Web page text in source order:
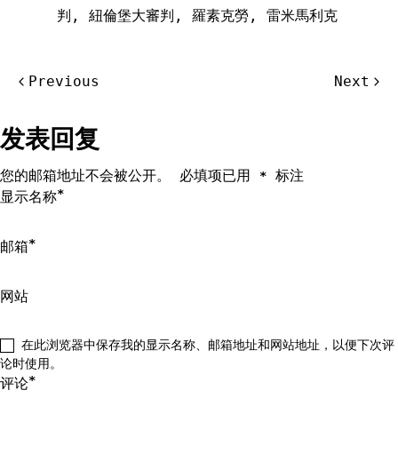
判 , 紐倫堡大審判 , 羅素克勞 , 雷米馬利克
航
Previous Next
发表回复
您的邮箱地址不会被公开。 必填项已用 * 标注
评论*
显示名称*
邮箱*
网站
在此浏览器中保存我的显示名称、邮箱地址和网站地址，以便下次评
论时使用。